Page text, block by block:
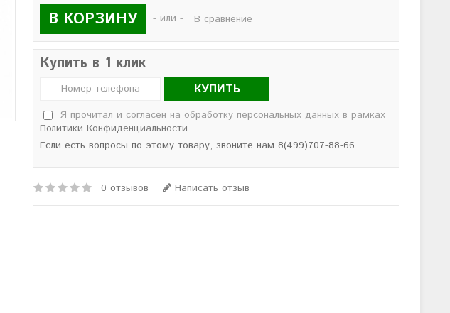
В КОРЗИНУ - или - В сравнение
Купить в 1 клик
КУПИТЬ
Я прочитал и согласен на обработку персональных данных в рамках
Политики Конфиденциальности
Если есть вопросы по этому товару, звоните нам 8(499)707-88-66
0 отзывов Написать отзыв